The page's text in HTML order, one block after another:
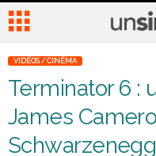
VIDÉOS / CINÉMA
Terminator 6 :
James